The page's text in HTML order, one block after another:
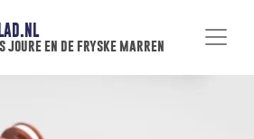
joure en de fryske marren